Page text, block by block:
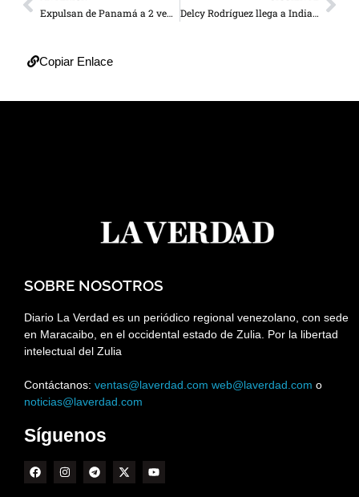
Expulsan de Panamá a 2 venezolanos presuntos integrantes del “Tren de Aragua” Delcy Rodríguez llega a India en busca de acuerdos petroleros
Copiar Enlace
SOBRE NOSOTROS
Diario La Verdad es un periódico regional venezolano, con sede
en Maracaibo, en el occidental estado de Zulia. Por la libertad
intelectual del Zulia
Contáctanos: ventas@laverdad.com web@laverdad.com o
noticias@laverdad.com
Síguenos